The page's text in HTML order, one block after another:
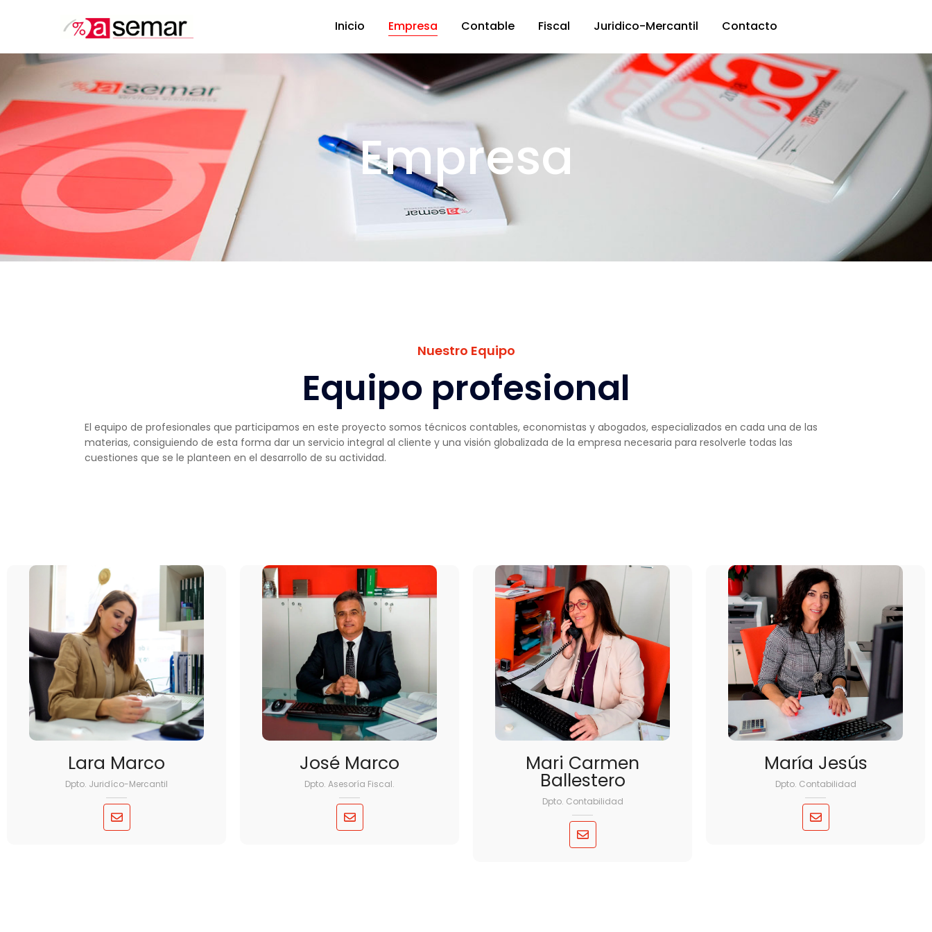
Inicio Empresa Contable Fiscal Juridico-Mercantil Contacto
Empresa
Nuestro Equipo
Equipo profesional
El equipo de profesionales que participamos en este proyecto somos técnicos contables, economistas y abogados, especializados en cada una de las
materias, consiguiendo de esta forma dar un servicio integral al cliente y una visión globalizada de la empresa necesaria para resolverle todas las
cuestiones que se le planteen en el desarrollo de su actividad.
Lara Marco
Dpto. Juridíco-Mercantil
José Marco
Dpto. Asesoría Fiscal.
Mari Carmen
Ballestero
Dpto. Contabilidad
María Jesús
Dpto. Contabilidad